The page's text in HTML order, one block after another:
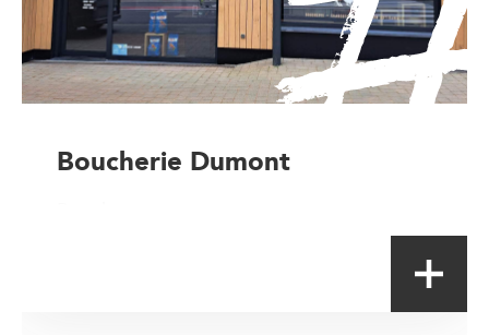
Boucherie Dumont